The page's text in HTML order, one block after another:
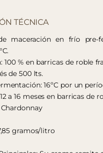
TÉCNICA
maceración en frío
100 % en barricas de roble
de 500 lts.
16ºC por un
a 16 meses en barricas de
Chardonnay
gramos/litro